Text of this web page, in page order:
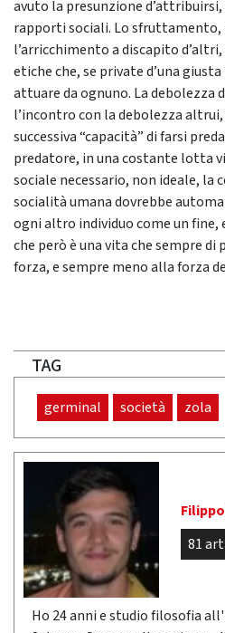
avuto la presunzione
rapporti sociali. Lo sfruttamento,
l’arricchimento a discapito
etiche che, se private d’una
attuare da ognuno. La debolezza
l’incontro con la debolezza altrui,
successiva “capacità” di farsi
predatore, in una costante lotta
sociale necessario, non ideale, la
socialità umana dovrebbe
ogni altro individuo come un fine,
che però è una vita che sempre
forza, e sempre meno alla forza
TAG
germinal società zola
81
Ho 24 anni e studio filosofia